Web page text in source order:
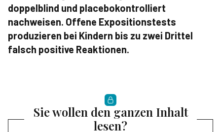
doppelblind und placebokontrolliert
nachweisen. Offene Expositionstests
produzieren bei Kindern bis zu zwei Drittel
falsch positive Reaktionen.
Sie wollen den ganzen Inhalt
lesen?